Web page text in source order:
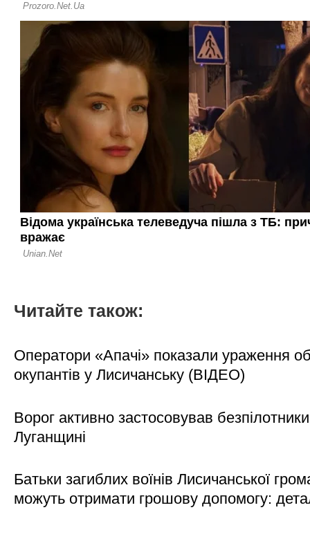
Читайте також:
Оператори «Апачі» показали ураження
окупантів у Лисичанську (ВІДЕО)
Ворог активно застосовував
Луганщині
Батьки загиблих воїнів Лисичанської
можуть отримати грошову допомогу: